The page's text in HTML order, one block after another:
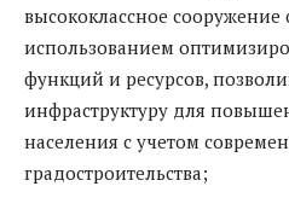
высококлассное сооружение
использованием
функций и ресурсов,
инфраструктуру для
населения с учетом
градостроительства;